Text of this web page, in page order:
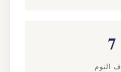
7
النوم